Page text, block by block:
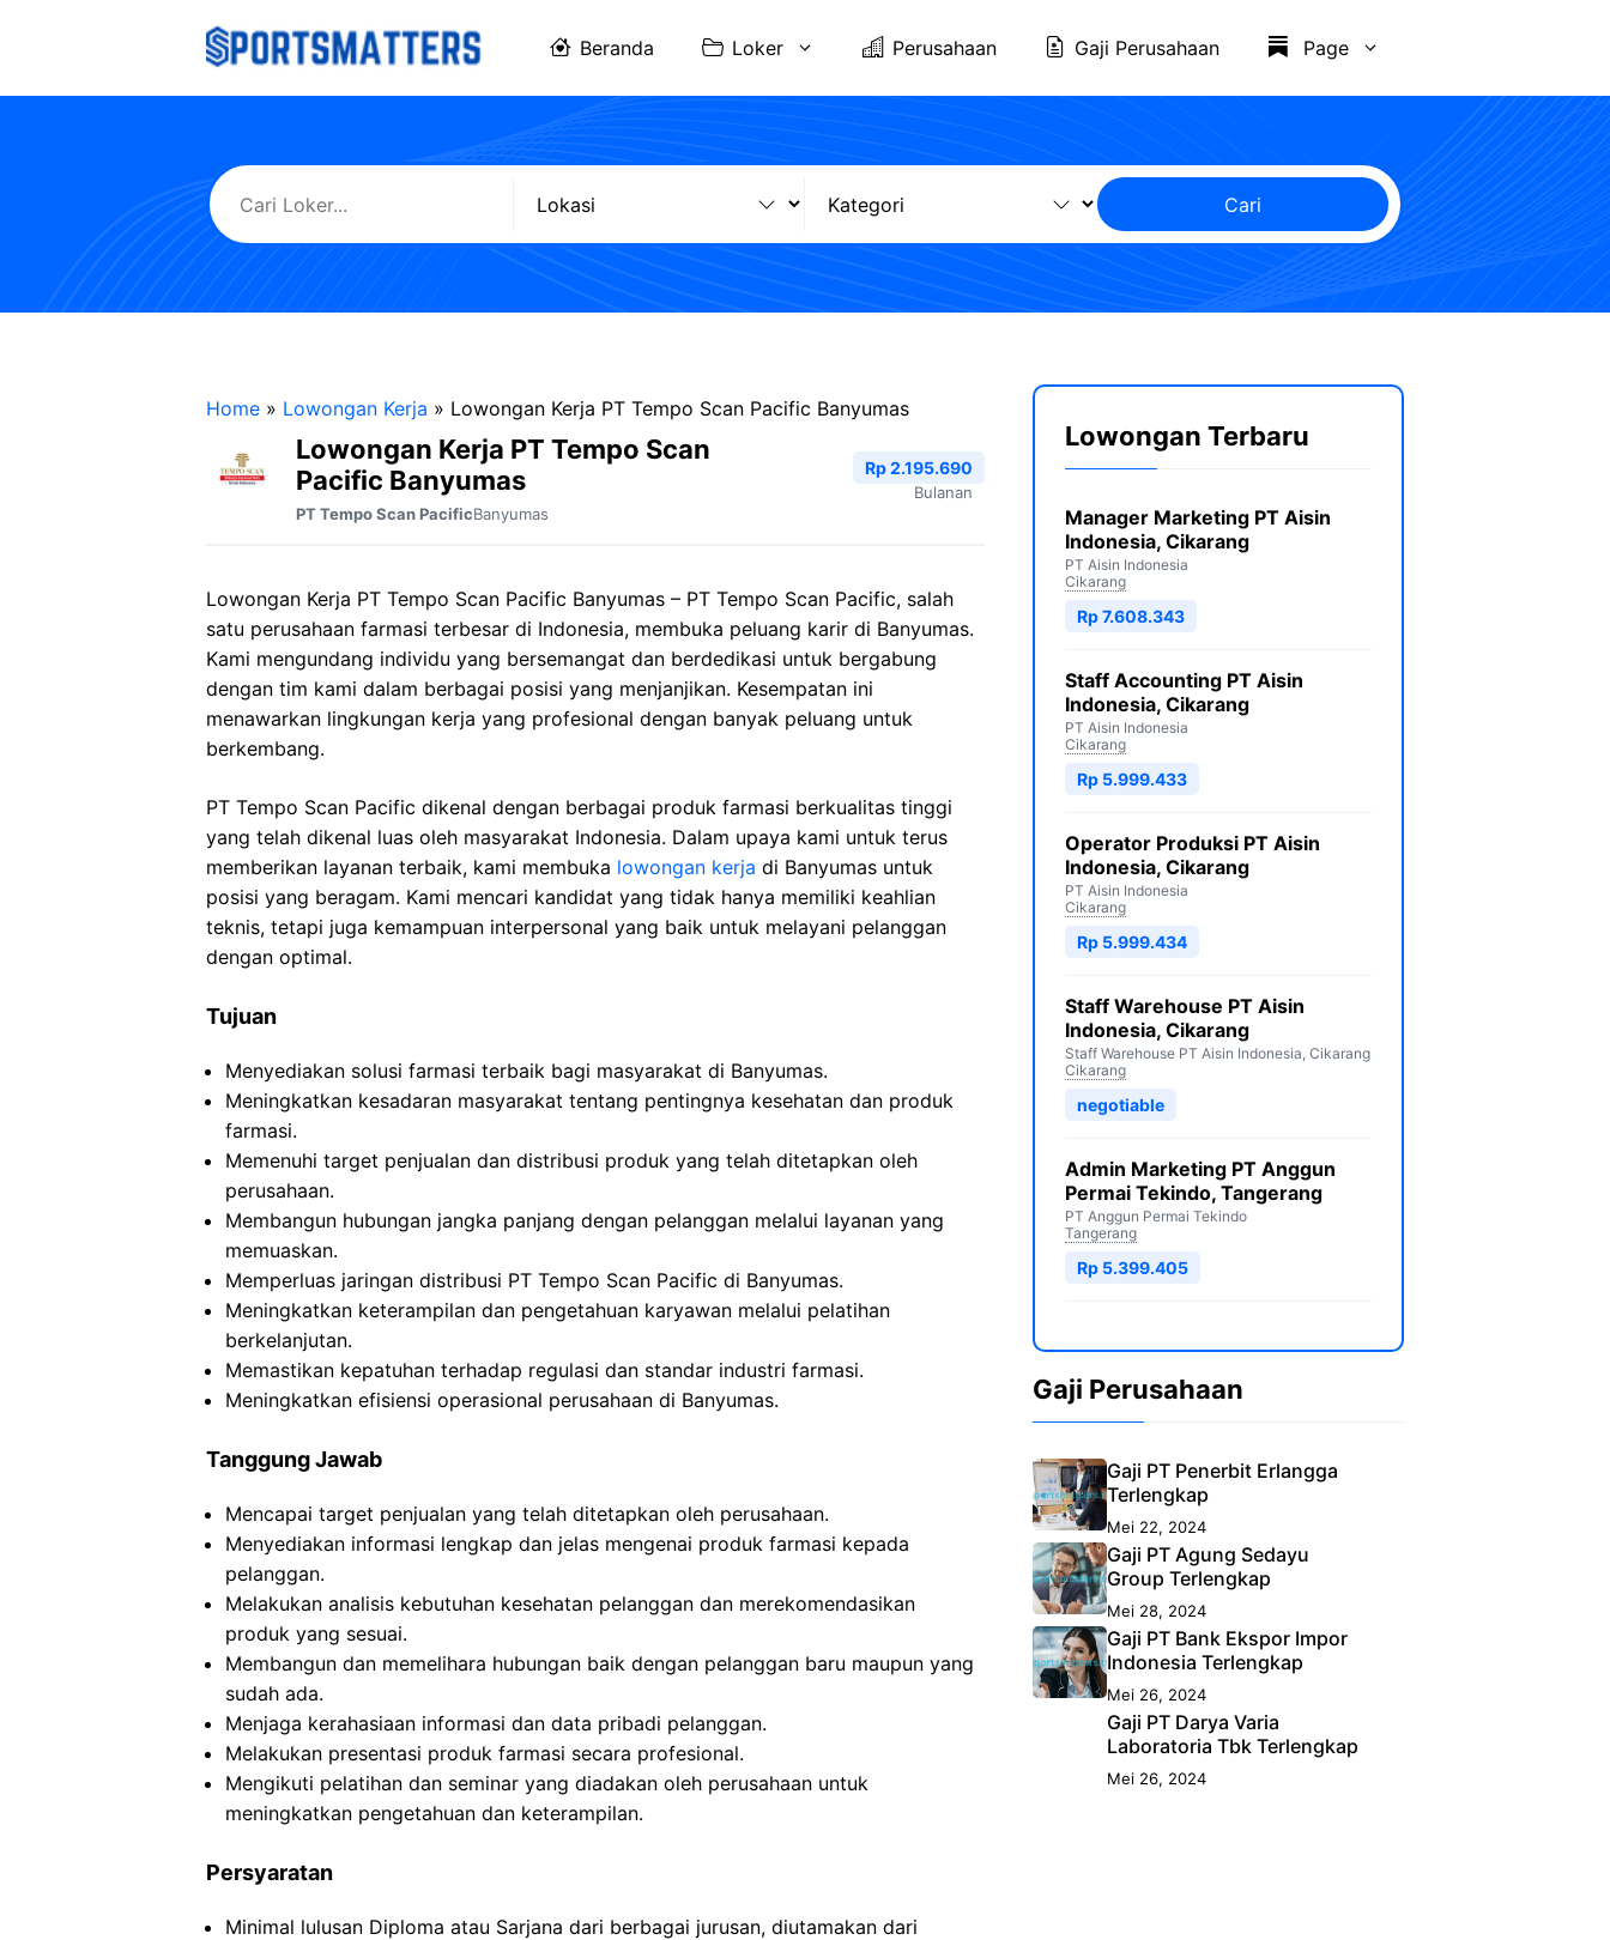
Beranda Loker Perusahaan Gaji Perusahaan Page
Cari
Home » Lowongan Kerja » Lowongan Kerja PT Tempo Scan Pacific Banyumas
Lowongan Kerja PT Tempo Scan
Pacific Banyumas
PT Tempo Scan PacificBanyumas
Rp 2.195.690
Bulanan
Lowongan Kerja PT Tempo Scan Pacific Banyumas – PT Tempo Scan Pacific, salah
satu perusahaan farmasi terbesar di Indonesia, membuka peluang karir di Banyumas.
Kami mengundang individu yang bersemangat dan berdedikasi untuk bergabung
dengan tim kami dalam berbagai posisi yang menjanjikan. Kesempatan ini
menawarkan lingkungan kerja yang profesional dengan banyak peluang untuk
berkembang.
PT Tempo Scan Pacific dikenal dengan berbagai produk farmasi berkualitas tinggi
yang telah dikenal luas oleh masyarakat Indonesia. Dalam upaya kami untuk terus
memberikan layanan terbaik, kami membuka lowongan kerja di Banyumas untuk
posisi yang beragam. Kami mencari kandidat yang tidak hanya memiliki keahlian
teknis, tetapi juga kemampuan interpersonal yang baik untuk melayani pelanggan
dengan optimal.
Tujuan
Menyediakan solusi farmasi terbaik bagi masyarakat di Banyumas.
Meningkatkan kesadaran masyarakat tentang pentingnya kesehatan dan produk
farmasi.
Memenuhi target penjualan dan distribusi produk yang telah ditetapkan oleh
perusahaan.
Membangun hubungan jangka panjang dengan pelanggan melalui layanan yang
memuaskan.
Memperluas jaringan distribusi PT Tempo Scan Pacific di Banyumas.
Meningkatkan keterampilan dan pengetahuan karyawan melalui pelatihan
berkelanjutan.
Memastikan kepatuhan terhadap regulasi dan standar industri farmasi.
Meningkatkan efisiensi operasional perusahaan di Banyumas.
Tanggung Jawab
Mencapai target penjualan yang telah ditetapkan oleh perusahaan.
Menyediakan informasi lengkap dan jelas mengenai produk farmasi kepada
pelanggan.
Melakukan analisis kebutuhan kesehatan pelanggan dan merekomendasikan
produk yang sesuai.
Membangun dan memelihara hubungan baik dengan pelanggan baru maupun yang
sudah ada.
Menjaga kerahasiaan informasi dan data pribadi pelanggan.
Melakukan presentasi produk farmasi secara profesional.
Mengikuti pelatihan dan seminar yang diadakan oleh perusahaan untuk
meningkatkan pengetahuan dan keterampilan.
Persyaratan
Minimal lulusan Diploma atau Sarjana dari berbagai jurusan, diutamakan dari
Lowongan Terbaru
Manager Marketing PT Aisin
Indonesia, Cikarang
PT Aisin Indonesia
Cikarang
Rp 7.608.343
Staff Accounting PT Aisin
Indonesia, Cikarang
PT Aisin Indonesia
Cikarang
Rp 5.999.433
Operator Produksi PT Aisin
Indonesia, Cikarang
PT Aisin Indonesia
Cikarang
Rp 5.999.434
Staff Warehouse PT Aisin
Indonesia, Cikarang
Staff Warehouse PT Aisin Indonesia, Cikarang
Cikarang
negotiable
Admin Marketing PT Anggun
Permai Tekindo, Tangerang
PT Anggun Permai Tekindo
Tangerang
Rp 5.399.405
Gaji Perusahaan
Gaji PT Penerbit Erlangga
Terlengkap
Mei 22, 2024
Gaji PT Agung Sedayu
Group Terlengkap
Mei 28, 2024
Gaji PT Bank Ekspor Impor
Indonesia Terlengkap
Mei 26, 2024
Gaji PT Darya Varia
Laboratoria Tbk Terlengkap
Mei 26, 2024